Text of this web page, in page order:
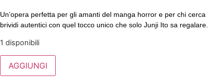
Un’opera perfetta per gli amanti del manga horror e per chi cerca
brividi autentici con quel tocco unico che solo Junji Ito sa regalare.
1 disponibili
AGGIUNGI